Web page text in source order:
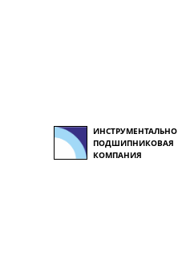
ИНСТРУМЕНТАЛЬНО
ПОДШИПНИКОВАЯ
КОМПАНИЯ